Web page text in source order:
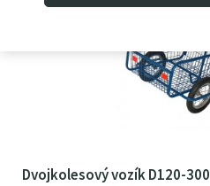
Dvojkolesový vozík D120-300